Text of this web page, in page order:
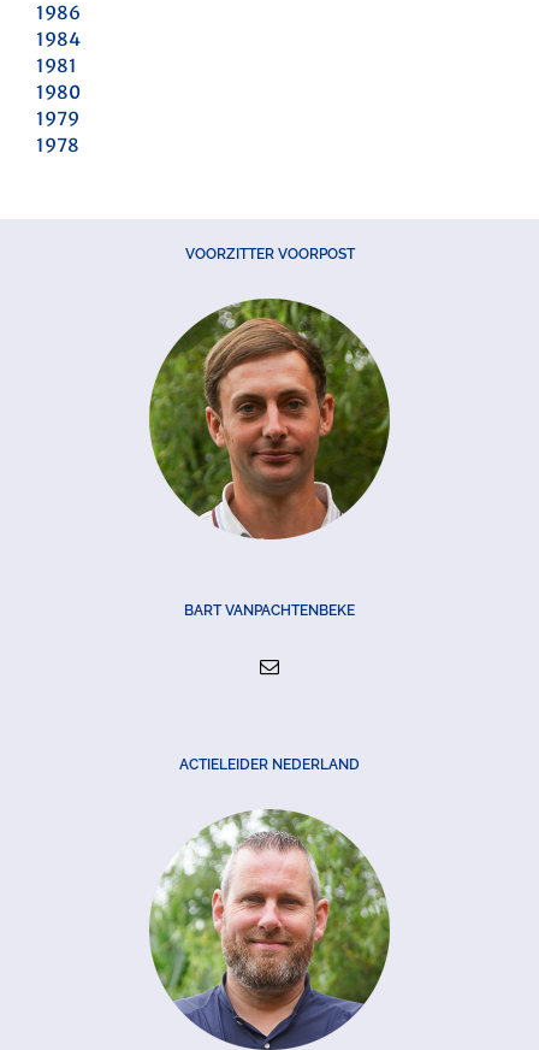
1986
1984
1981
1980
1979
1978
VOORZITTER VOORPOST
BART VANPACHTENBEKE
ACTIELEIDER NEDERLAND